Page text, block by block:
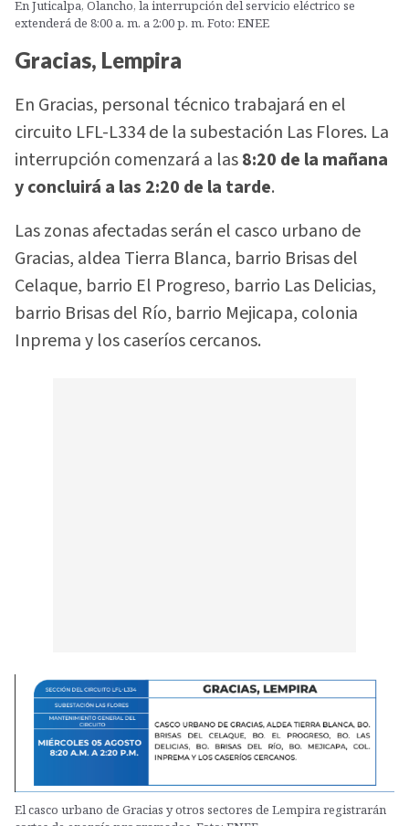
En Juticalpa, Olancho, la interrupción del servicio eléctrico se
extenderá de 8:00 a. m. a 2:00 p. m. Foto: ENEE
Gracias, Lempira
En Gracias, personal técnico trabajará en el
circuito LFL-L334 de la subestación Las Flores. La
interrupción comenzará a las8:20 de la mañana
y concluirá a las 2:20 de la tarde.
Las zonas afectadas serán el casco urbano de
Gracias, aldea Tierra Blanca, barrio Brisas del
Celaque, barrio El Progreso, barrio Las Delicias,
barrio Brisas del Río, barrio Mejicapa, colonia
Inprema y los caseríos cercanos.
El casco urbano de Gracias y otros sectores de Lempira registrarán